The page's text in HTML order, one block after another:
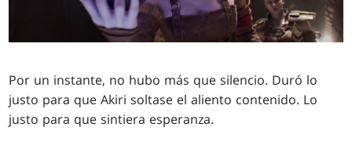
Por un instante, no hubo más que silencio. Duró lo
justo para que Akiri soltase el aliento contenido. Lo
justo para que sintiera esperanza.